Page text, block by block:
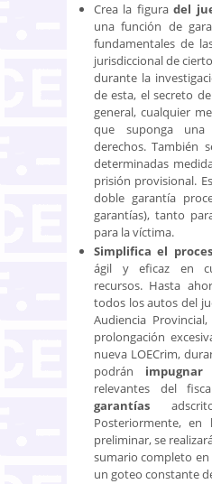
Crea la figuradel
una función de
fundamentales de
jurisdiccional de
durante la
de esta, el secreto
general, cualquier
que suponga una
derechos. También
determinadas
prisión provisional.
doble garantía
garantías), tanto
para la víctima.
Simplifica el
ágil y eficaz en
recursos. Hasta
todos los autos del
Audiencia
prolongación
nueva LOECrim,
podrán
relevantes del
garantías
Posteriormente, en
preliminar, se
sumario completo
un goteo constante